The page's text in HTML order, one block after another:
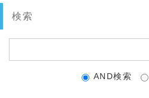
検索
AND検索